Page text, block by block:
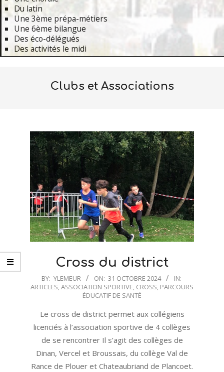
Du latin
Une 3ème prépa-métiers
Une 6ème bilangue
Des éco-délégués
Des activités le midi
Clubs et Associations
Cross du district
2024-
10-
BY: YLEMEUR ON: 31 OCTOBRE 2024
IN:
ARTICLES,ASSOCIATION SPORTIVE, CROSS, PARCOURS
ÉDUCATIF DE SANTÉ
Le cross de district permet aux collégiens
licenciés à l’association sportive de 4 collèges
de se rencontrer Il s’agit des collèges de
Dinan, Vercel et Broussais, du collège Val de
Rance de Plouer et Chateaubriand de Plancoet.